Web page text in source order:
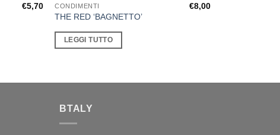
€5,70 CONDIMENTI
THE RED ‘BAGNETTO’
€8,00
LEGGI TUTTO
BTALY